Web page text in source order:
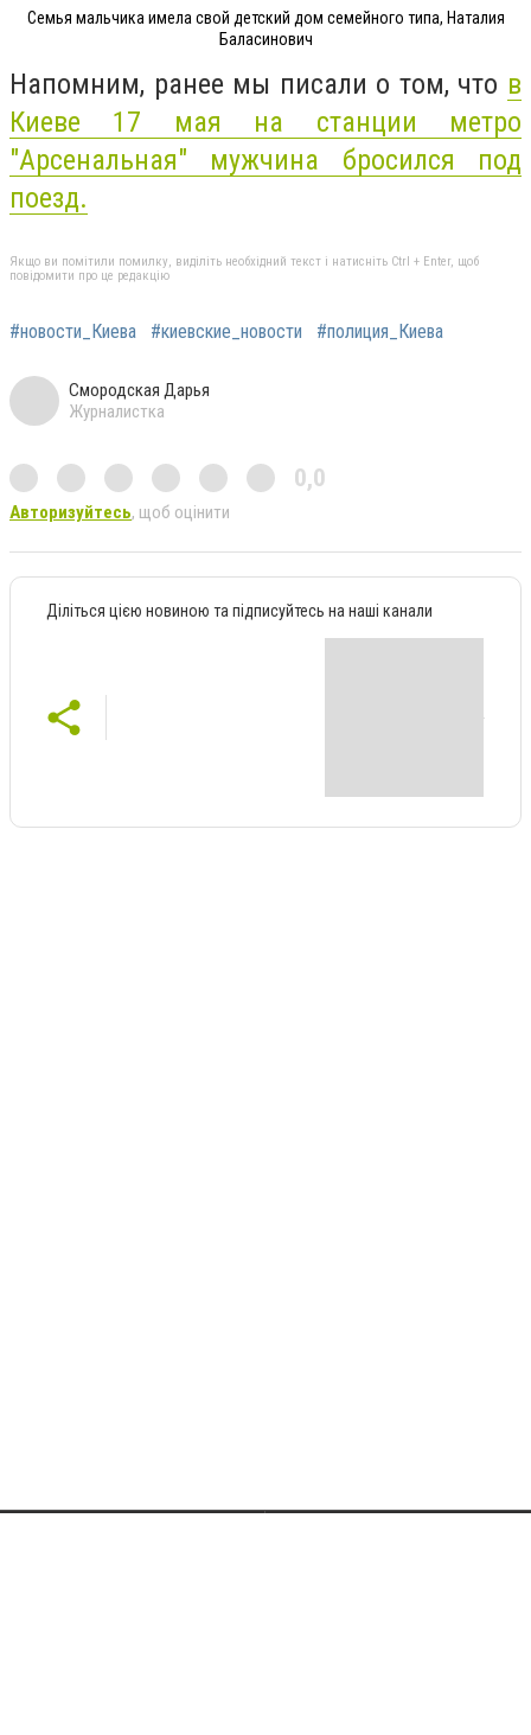
Семья мальчика имела свой детский дом семейного типа, Наталия
Баласинович
Напомним, ранее мы писали о том, что в
Киеве 17 мая на станции метро
"Арсенальная" мужчина бросился под
поезд.
Якщо ви помітили помилку, виділіть необхідний текст і натисніть Ctrl + Enter, щоб
повідомити про це редакцію
#новости_Киева #киевские_новости #полиция_Киева
Смородская Дарья
Журналистка
0,0
Авторизуйтесь, щоб оцінити
Діліться цією новиною та підписуйтесь на наші канали